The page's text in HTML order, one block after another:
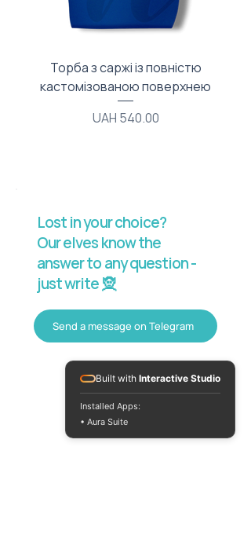
Торба з саржі із повністю
кастомізованою поверхнею
Price
UAH 540.00
Lost in your choice?
Our elves know the
answer to any question -
just write 🧝
Send a message on Telegram
Built with Interactive Studio
Installed Apps:
• Aura Suite